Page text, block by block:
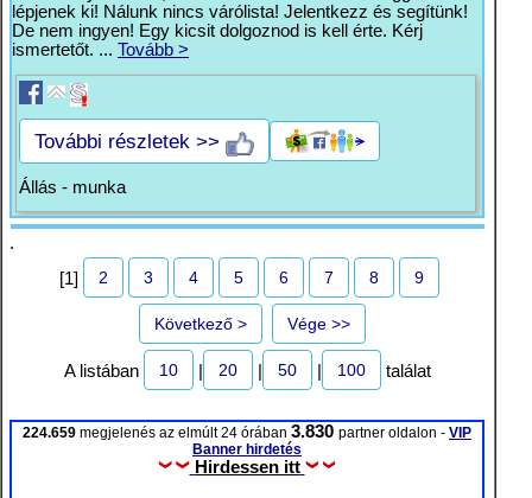
lépjenek ki! Nálunk nincs várólista! Jelentkezz és segítünk!
De nem ingyen! Egy kicsit dolgoznod is kell érte. Kérj
ismertetőt. ... Tovább >
További részletek >>
Állás - munka
.
[1]
2 3 4 5 6 7 8 9
Következő > Vége >>
A listában 10 20 50 100 találat
224.659 megjelenés az elmúlt 24 órában 3.830 partner oldalon - VIP
Banner hirdetés
Hirdessen itt